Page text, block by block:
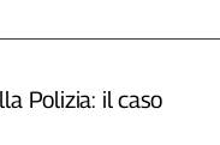
Polizia: il caso